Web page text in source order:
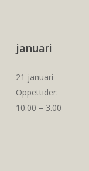
januari
21 januari
Öppettider:
10.00 – 3.00